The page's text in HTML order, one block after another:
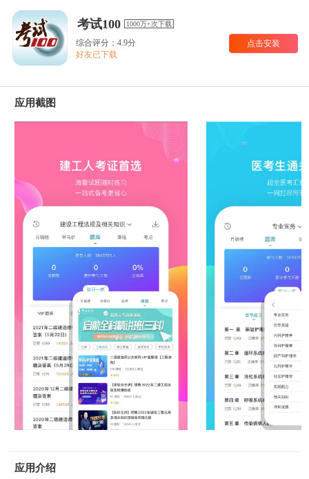
考试100 1000万+次下载
综合评分：4.9分
好友已下载
点击安装
应用截图
应用介绍